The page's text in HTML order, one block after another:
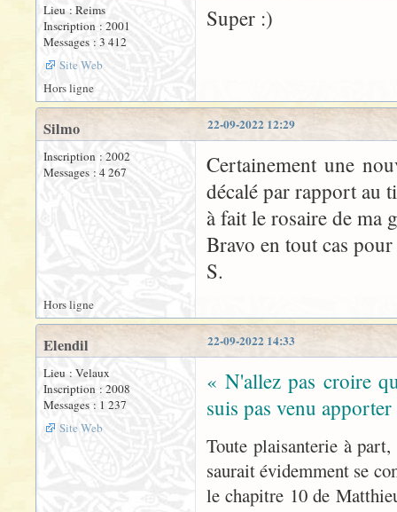
Lieu : Reims
Inscription : 2001
Messages : 3 412
Site Web
Super :)
Hors ligne
22-09-2022 12:29
Silmo
Inscription : 2002
Messages : 4 267
Certainement une
décalé par rapport au
à fait le rosaire de
Bravo en tout cas
S.
Hors ligne
22-09-2022 14:33
Elendil
Lieu : Velaux
Inscription : 2008
Messages : 1 237
Site Web
« N'allez pas croire
suis pas venu
Toute plaisanterie à
saurait évidemment se
le chapitre 10 de